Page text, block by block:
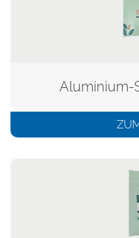
Aluminium-